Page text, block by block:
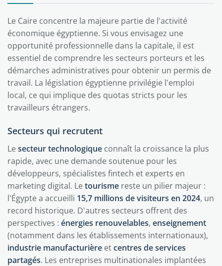
Le Caire concentre la majeure partie de l'activité
économique égyptienne. Si vous envisagez une
opportunité professionnelle dans la capitale, il est
essentiel de comprendre les secteurs porteurs et les
démarches administratives pour obtenir un permis de
travail. La législation égyptienne privilégie l'emploi
local, ce qui implique des quotas stricts pour les
travailleurs étrangers.
Secteurs qui recrutent
Lesecteur technologique connaît la croissance la plus
rapide, avec une demande soutenue pour les
développeurs, spécialistes fintech et experts en
marketing digital. Letourisme reste un pilier majeur :
l'Égypte a accueilli 15,7 millions de visiteurs en 2024, un
record historique. D'autres secteurs offrent des
perspectives : énergies renouvelables, enseignement
(notamment dans les établissements internationaux),
industrie manufacturière etcentres de services
partagés. Les entreprises multinationales implantées